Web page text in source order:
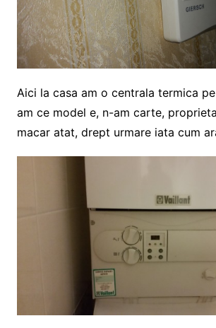
Aici la casa am o centrala termica
am ce model e, n-am carte,
macar atat, drept urmare iata cum